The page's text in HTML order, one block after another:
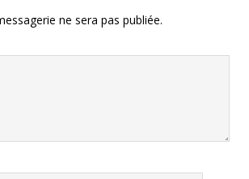
ne sera pas publiée.